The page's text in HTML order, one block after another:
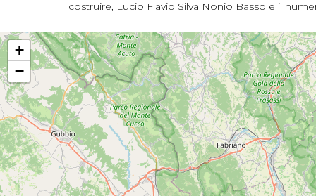
costruire, Lucio Flavio Silva Nonio Basso e il
+
−